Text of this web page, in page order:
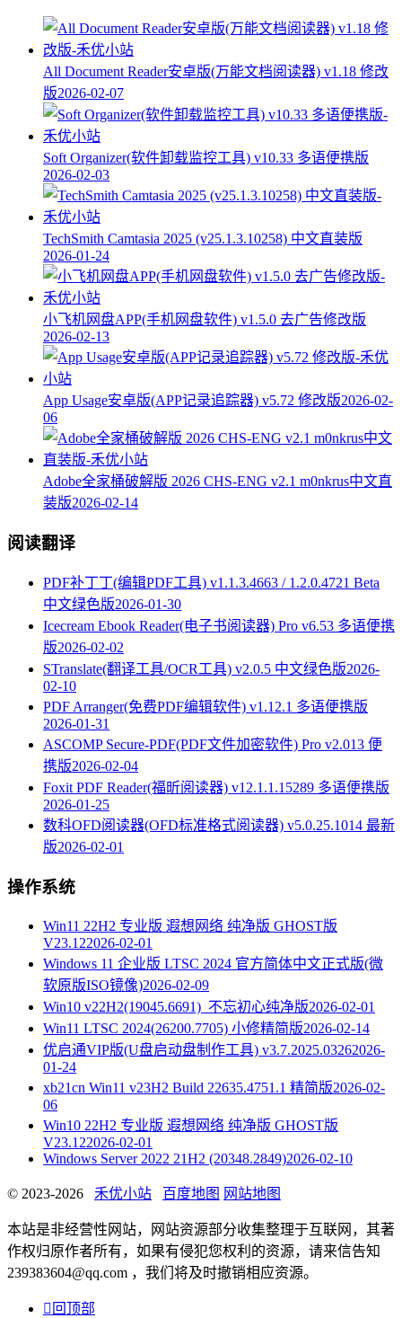
All Document Reader安卓版(万能文档阅读器) v1.18 修改
版2026-02-07
Soft Organizer(软件卸载监控工具) v10.33 多语便携版
2026-02-03
TechSmith Camtasia 2025 (v25.1.3.10258) 中文直装版
2026-01-24
小飞机网盘APP(手机网盘软件) v1.5.0 去广告修改版
2026-02-13
App Usage安卓版(APP记录追踪器) v5.72 修改版2026-02-
06
Adobe全家桶破解版 2026 CHS-ENG v2.1 m0nkrus中文直
装版2026-02-14
阅读翻译
PDF补丁丁(编辑PDF工具) v1.1.3.4663 / 1.2.0.4721 Beta
中文绿色版2026-01-30
Icecream Ebook Reader(电子书阅读器) Pro v6.53 多语便携
版2026-02-02
STranslate(翻译工具/OCR工具) v2.0.5 中文绿色版2026-
02-10
PDF Arranger(免费PDF编辑软件) v1.12.1 多语便携版
2026-01-31
ASCOMP Secure-PDF(PDF文件加密软件) Pro v2.013 便
携版2026-02-04
Foxit PDF Reader(福昕阅读器) v12.1.1.15289 多语便携版
2026-01-25
数科OFD阅读器(OFD标准格式阅读器) v5.0.25.1014 最新
版2026-02-01
操作系统
Win11 22H2 专业版 遐想网络 纯净版 GHOST版
V23.122026-02-01
Windows 11 企业版 LTSC 2024 官方简体中文正式版(微
软原版ISO镜像)2026-02-09
Win10 v22H2(19045.6691)_不忘初心纯净版2026-02-01
Win11 LTSC 2024(26200.7705) 小修精简版2026-02-14
优启通VIP版(U盘启动盘制作工具) v3.7.2025.03262026-
01-24
xb21cn Win11 v23H2 Build 22635.4751.1 精简版2026-02-
06
Win10 22H2 专业版 遐想网络 纯净版 GHOST版
V23.122026-02-01
Windows Server 2022 21H2 (20348.2849)2026-02-10
© 2023-2026 禾优小站 百度地图 网站地图
本站是非经营性网站，网站资源部分收集整理于互联网，其著
作权归原作者所有，如果有侵犯您权利的资源，请来信告知
239383604@qq.com ，我们将及时撤销相应资源。
 回顶部